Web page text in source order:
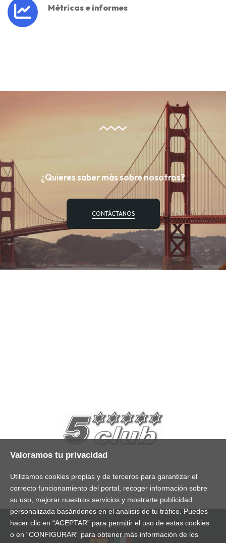
Métricas e informes
¿Quieres saber más sobre nosotros?
CONTÁCTANOS
Visítanos en:
Valoramos tu privacidad
Utilizamos cookies propias y de terceros para garantizar el
correcto funcionamiento del portal, recoger información sobre
su uso, mejorar nuestros servicios y mostrarte publicidad
personalizada basándonos en el análisis de tu tráfico. Puedes
hacer clic en “ACEPTAR” para permitir el uso de estas cookies
o en “CONFIGURAR” para obtener más información de los